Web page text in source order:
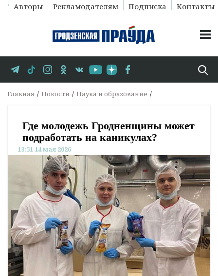
Авторы Рекламодателям Подписка Контакты
Главная Новости Наука и образование
Где молодежь Гродненщины может
подработать на каникулах?
13:51 14 мая 2026